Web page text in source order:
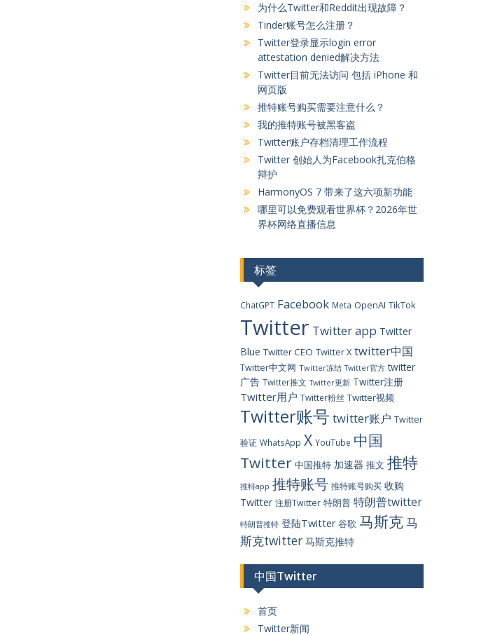
为什么Twitter和Reddit出现故障？
Tinder账号怎么注册？
Twitter登录显示login error
attestation denied解决方法
Twitter目前无法访问 包括 iPhone 和
网页版
推特账号购买需要注意什么？
我的推特账号被黑客盗
Twitter账户存档清理工作流程
Twitter 创始人为Facebook扎克伯格
辩护
HarmonyOS 7 带来了这六项新功能
哪里可以免费观看世界杯？2026年世
界杯网络直播信息
标签
ChatGPT Facebook Meta OpenAI TikTok
Twitter Twitter app Twitter
Blue Twitter CEO Twitter X twitter中国
Twitter中文网 Twitter冻结 Twitter官方 twitter
广告 Twitter推文 Twitter更新 Twitter注册
Twitter用户 Twitter粉丝 Twitter视频
Twitter账号 twitter账户 Twitter
验证 WhatsApp X YouTube 中国
Twitter 中国推特 加速器 推文 推特
推特app 推特账号 推特账号购买 收购
Twitter 注册Twitter 特朗普 特朗普twitter
特朗普推特 登陆Twitter 谷歌 马斯克马
斯克twitter 马斯克推特
中国Twitter
首页
Twitter新闻